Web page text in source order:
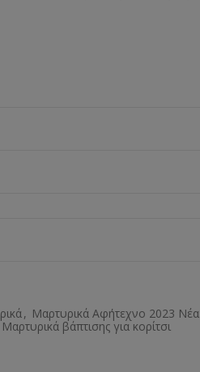
, Μαρτυρικά Αφήτεχνο 2023 Νέα
Μαρτυρικά βάπτισης για κορίτσι